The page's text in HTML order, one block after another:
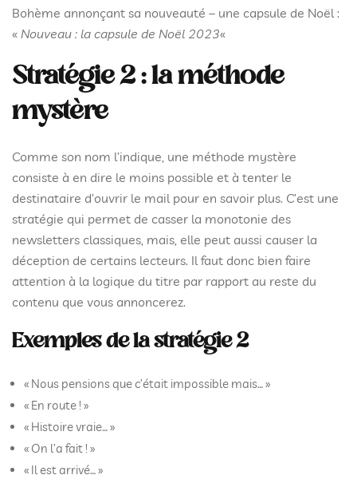
Bohème annonçant sa nouveauté – une capsule de Noël :
« Nouveau : la capsule de Noël 2023«
Stratégie 2 : la méthode
mystère
Comme son nom l’indique, une méthode mystère
consiste à en dire le moins possible et à tenter le
destinataire d’ouvrir le mail pour en savoir plus. C’est une
stratégie qui permet de casser la monotonie des
newsletters classiques, mais, elle peut aussi causer la
déception de certains lecteurs. Il faut donc bien faire
attention à la logique du titre par rapport au reste du
contenu que vous annoncerez.
Exemples de la stratégie 2
« Nous pensions que c’était impossible mais… »
« En route ! »
« Histoire vraie… »
« On l’a fait ! »
« Il est arrivé… »